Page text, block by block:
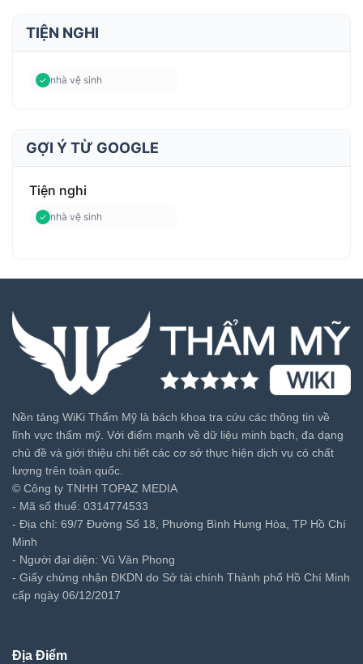
TIỆN NGHI
nhà vệ sinh
GỢI Ý TỪ GOOGLE
Tiện nghi
nhà vệ sinh
Nền tảng WiKi Thẩm Mỹ là bách khoa tra cứu các thông tin về
lĩnh vực thẩm mỹ. Với điểm mạnh về dữ liệu minh bạch, đa dạng
chủ đề và giới thiệu chi tiết các cơ sở thực hiện dịch vụ có chất
lượng trên toàn quốc.
© Công ty TNHH TOPAZ MEDIA
- Mã số thuế: 0314774533
- Địa chỉ: 69/7 Đường Số 18, Phường Bình Hưng Hòa, TP Hồ Chí
Minh
- Người đại diện: Vũ Văn Phong
- Giấy chứng nhận ĐKDN do Sở tài chính Thành phố Hồ Chí Minh
cấp ngày 06/12/2017
Địa Điểm